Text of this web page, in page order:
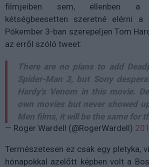
filmjeiben sem, ellenben a
kétségbeesetten szeretné elérni a
Pókember 3-ban szerepeljen Tom
az erről szóló tweet:
There are no plans to add
Spider-Man 3, but Sony
Hardy's Venom in this movie.
own movies but never showed
Men films, it will be the same for
— Roger Wardell (@RogerWardell)
Természetesen ez csak egy pletyka,
hónapokkal azelőtt képben volt a